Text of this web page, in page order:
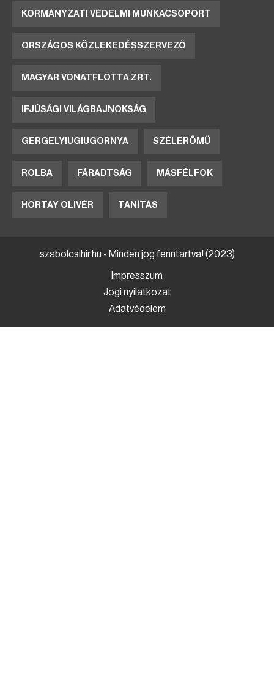
KORMÁNYZATI VÉDELMI MUNKACSOPORT
ORSZÁGOS KÖZLEKEDÉSSZERVEZŐ
MAGYAR VONATFLOTTA ZRT.
IFJÚSÁGI VILÁGBAJNOKSÁG
GERGELYIUGIUGORNYA SZÉLERŐMŰ
ROLBA FÁRADTSÁG MÁSFÉLFOK
HORTAY OLIVÉR TANÍTÁS
szabolcsihir.hu - Minden jog fenntartva! (2023)
Impresszum
Jogi nyilatkozat
Adatvédelem